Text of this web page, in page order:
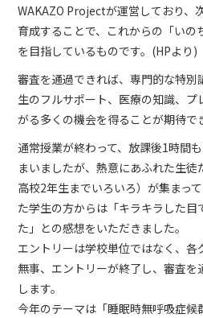
WAKAZO Projectが運営しており、
育成することで、これからの「い
を目指しているものです。(HPより)
審査を通過できれば、専門的な特別
生のフルサポート、医療の知識、
がる多くの機会を得ることが期待で
通常授業が終わって、放課後1時間
まいましたが、熱意にあふれた生
高校2年生までいろいろ）が集まっ
た学生の方からは「キラキラした
た」との感想をいただきました。
エントリーは学校単位ではなく、各
無事、エントリーが終了し、審査
します。
今年のテーマは「睡眠時無呼吸症候